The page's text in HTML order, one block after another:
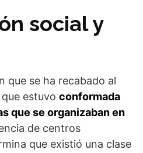
social y
que se ha recabado al
estuvo conformada
que se organizaban en
de centros
que existió una clase